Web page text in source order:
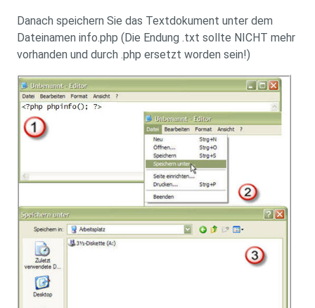
Danach speichern Sie das Textdokument unter dem
Dateinamen info.php (Die Endung .txt sollte NICHT mehr
vorhanden und durch .php ersetzt worden sein!)